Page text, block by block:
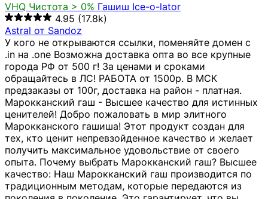
VHQ Чистота > 0% Гашиш Ice-o-lator
4.95 (17.8k)
Astral от Sandoz
У кого не открываются ссылки, поменяйте домен с
.in на .one Возможна доставка опта во все крупные
города РФ от 500 г! За ценами и сроками
обращайтесь в ЛС! РАБОТА от 1500р. В МСК
предзаказы от 100г, доставка на район - платная.
Марокканский гаш - Высшее качество для истинных
ценителей! Добро пожаловать в мир элитного
Марокканского гашиша! Этот продукт создан для
тех, кто ценит непревзойденное качество и желает
получить максимальное удовольствие от своего
опыта. Почему выбрать Марокканский гаш? Высшее
качество: Наш Марокканский гаш производится по
традиционным методам, которые передаются из